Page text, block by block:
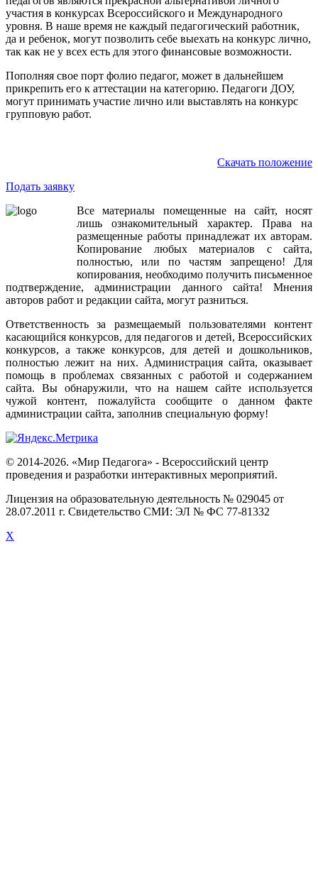
участия в конкурсах Всероссийского и Международного
уровня. В наше время не каждый педагогический работник,
да и ребенок, могут позволить себе выехать на конкурс лично,
так как не у всех есть для этого финансовые возможности.
Пополняя свое порт фолио педагог, может в дальнейшем
прикрепить его к аттестации на категорию. Педагоги ДОУ,
могут принимать участие лично или выставлять на конкурс
групповую работ.
Скачать положение
Подать заявку
Все
материалы помещенные на сайт,носят
лишь
ознакомительный характер. Права
на
размещенные работы принадлежат их авторам.
Копирование
любых материалов с сайта,
полностью, или по частям запрещено! Для
копирования, необходимо получить письменное
подтверждение,администрации данного сайта! Мнения
авторов работ и редакции сайта, могут разниться.
Ответственность
за размещаемый пользователями
контент
касающийся конкурсов, для педагогов и детей, Всероссийских
конкурсов, а также конкурсов, для детей и дошкольников,
полностью лежит на них. Администрация сайта, оказывает
помощь в проблемах связанных с работой и содержанием
сайта. Вы обнаружили, что на нашем сайте используется
чужой
контент, пожалуйста сообщите о данном
факте
администрации сайта, заполнив специальную форму!
© 2014-2026. «Мир Педагога» - Всероссийский центр
проведения и разработки интерактивных мероприятий.
Лицензия на образовательную деятельность № 029045 от
28.07.2011 г. Свидетельство СМИ: ЭЛ № ФС 77-81332
X